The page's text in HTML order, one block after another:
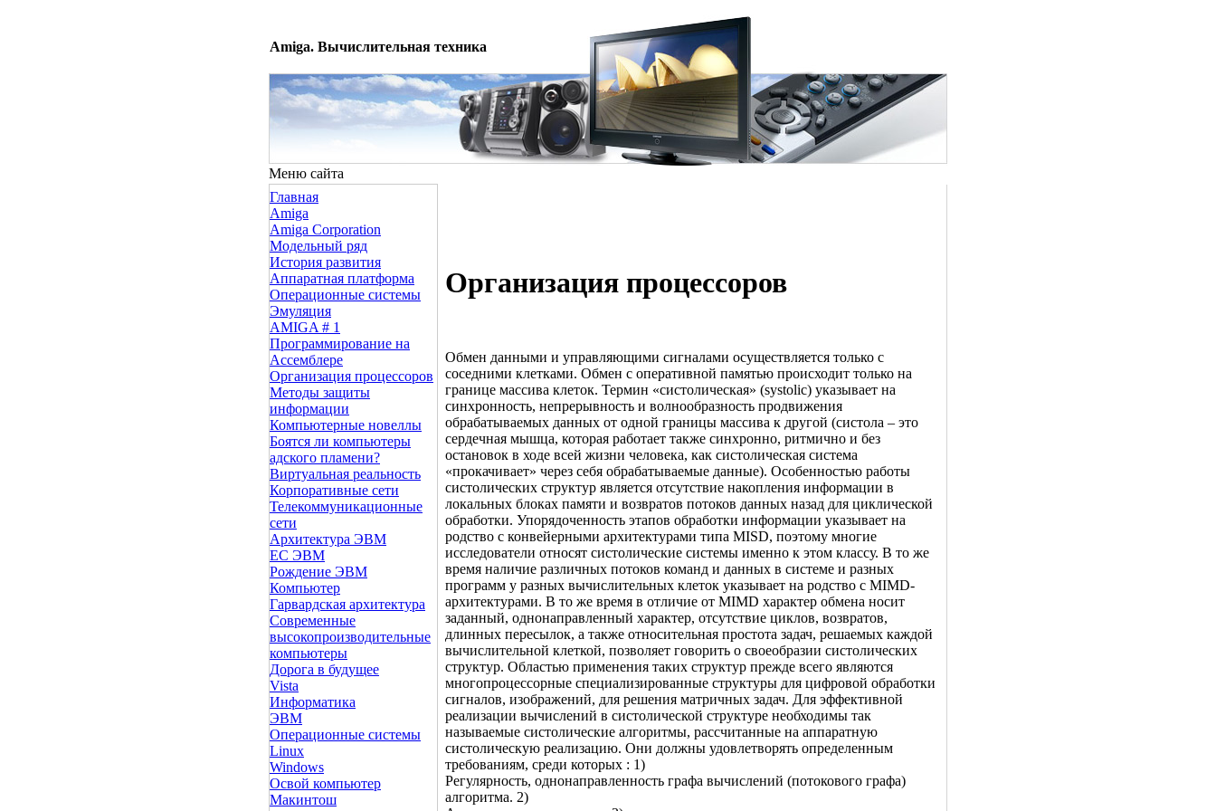
Amiga. Вычислительная техника
Меню сайта
Главная
Amiga
Amiga Corporation
Модельный ряд
История развития
Аппаратная платформа
Операционные системы
Эмуляция
AMIGA # 1
Программирование на
Ассемблере
Организация процессоров
Методы защиты
информации
Компьютерные новеллы
Боятся ли компьютеры
адского пламени?
Виртуальная реальность
Корпоративные сети
Телекоммуникационные
сети
Архитектура ЭВМ
ЕС ЭВМ
Рождение ЭВМ
Компьютер
Гарвардская архитектура
Современные
высокопроизводительные
компьютеры
Дорога в будущее
Vista
Инфоpматика
ЭВМ
Операционные системы
Linux
Windows
Освой компьютер
Макинтош
Организация процессоров
Обмен данными и управляющими сигналами осуществляется только с
соседними клетками. Обмен с оперативной памятью происходит только на
границе массива клеток. Термин «систолическая» (systolic) указывает на
синхронность, непрерывность и волнообразность продвижения
обрабатываемых данных от одной границы массива к другой (систола – это
сердечная мышца, которая работает также синхронно, ритмично и без
остановок в ходе всей жизни человека, как систолическая система
«прокачивает» через себя обрабатываемые данные). Особенностью работы
систолических структур является отсутствие накопления информации в
локальных блоках памяти и возвратов потоков данных назад для циклической
обработки. Упорядоченность этапов обработки информации указывает на
родство с конвейерными архитектурами типа MISD, поэтому многие
исследователи относят систолические системы именно к этом классу. В то же
время наличие различных потоков команд и данных в системе и разных
программ у разных вычислительных клеток указывает на родство с MIMD-
архитектурами. В то же время в отличие от MIMD характер обмена носит
заданный, однонаправленный характер, отсутствие циклов, возвратов,
длинных пересылок, а также относительная простота задач, решаемых каждой
вычислительной клеткой, позволяет говорить о своеобразии систолических
структур. Областью применения таких структур прежде всего являются
многопроцессорные специализированные структуры для цифровой обработки
сигналов, изображений, для решения матричных задач. Для эффективной
реализации вычислений в систолической структуре необходимы так
называемые систолические алгоритмы, рассчитанные на аппаратную
систолическую реализацию. Они должны удовлетворять определенным
требованиям, среди которых : 1)
Регулярность, однонаправленность графа вычислений (потокового графа)
алгоритма. 2)